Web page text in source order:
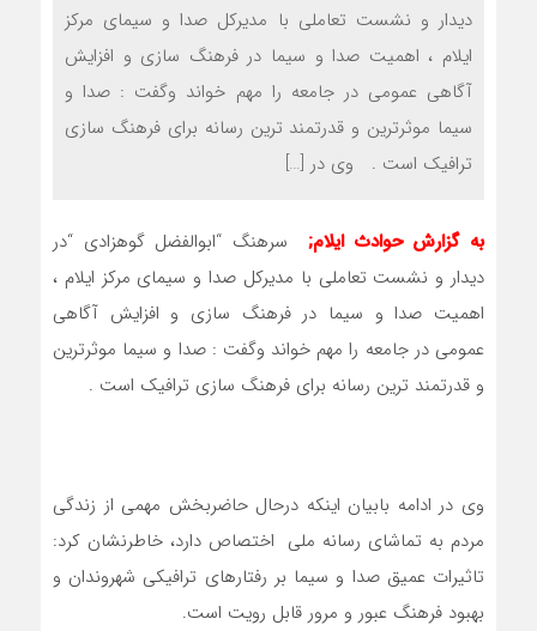
دیدار و نشست تعاملی با مدیرکل صدا و سیمای مرکز
ایلام ، اهمیت صدا و سیما در فرهنگ سازی و افزایش
آگاهی عمومی در جامعه را مهم خواند وگفت : صدا و
سیما موثرترین و قدرتمند ترین رسانه برای فرهنگ سازی
ترافیک است . وی در […]
به گزارش حوادث ایلام;
سرهنگ “ابوالفضل گوهزادی “در
دیدار و نشست تعاملی با مدیرکل صدا و سیمای مرکز ایلام ،
اهمیت صدا و سیما در فرهنگ سازی و افزایش آگاهی
عمومی در جامعه را مهم خواند وگفت : صدا و سیما موثرترین
و قدرتمند ترین رسانه برای فرهنگ سازی ترافیک است .
وی در ادامه بابیان اینکه درحال حاضربخش مهمی از زندگی
مردم به تماشای رسانه ملی اختصاص دارد، خاطرنشان کرد:
تاثیرات عمیق صدا و سیما بر رفتارهای ترافیکی شهروندان و
بهبود فرهنگ عبور و مرور قابل رویت است.